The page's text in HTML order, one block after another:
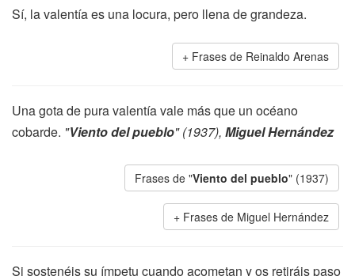
Sí, la valentía es una locura, pero llena de grandeza.
Frases de Reinaldo Arenas
Una gota de pura valentía vale más que un océano
cobarde. "Viento del pueblo" (1937), Miguel Hernández
Frases de "Viento del pueblo" (1937)
Frases de Miguel Hernández
Si sostenéis su ímpetu cuando acometan y os retiráis paso